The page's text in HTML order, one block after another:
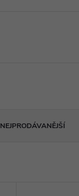
NEJPRODÁVANĚJŠÍ